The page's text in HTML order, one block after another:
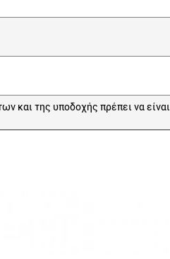
και της υποδοχής πρέπει να είναι